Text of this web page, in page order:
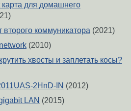
карта для домашнего
второго коммуникатора (2021)
(2010)
хвосты и заплетать косы?
2HnD-IN (2012)
LAN (2015)